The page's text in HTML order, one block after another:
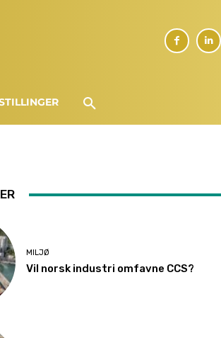
MILJØ
Vil norsk industri omfavne CCS?